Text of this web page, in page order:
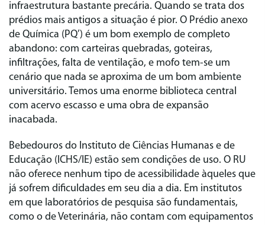
infraestrutura bastante precária. Quando se trata dos
prédios mais antigos a situação é pior. O Prédio anexo
de Química (PQ’) é um bom exemplo de completo
abandono: com carteiras quebradas, goteiras,
infiltrações, falta de ventilação, e mofo tem-se um
cenário que nada se aproxima de um bom ambiente
universitário. Temos uma enorme biblioteca central
com acervo escasso e uma obra de expansão
inacabada.
Bebedouros do Instituto de Ciências Humanas e de
Educação (ICHS/IE) estão sem condições de uso. O RU
não oferece nenhum tipo de acessibilidade àqueles que
já sofrem dificuldades em seu dia a dia. Em institutos
em que laboratórios de pesquisa são fundamentais,
como o de Veterinária, não contam com equipamentos